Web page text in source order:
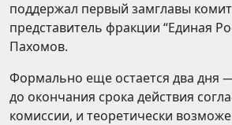
поддержал первый замглавы
представитель фракции “Единая
Пахомов.
Формально еще остается два дня
до окончания срока действия
комиссии, и теоретически